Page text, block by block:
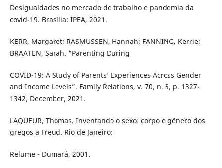
Desigualdades no mercado de trabalho e pandemia da
covid-19. Brasília: IPEA, 2021.
KERR, Margaret; RASMUSSEN, Hannah; FANNING, Kerrie;
BRAATEN, Sarah. “Parenting During
COVID-19: A Study of Parents’ Experiences Across Gender
and Income Levels”. Family Relations, v. 70, n. 5, p. 1327-
1342, December, 2021.
LAQUEUR, Thomas. Inventando o sexo: corpo e gênero dos
gregos a Freud. Rio de Janeiro:
Relume - Dumará, 2001.